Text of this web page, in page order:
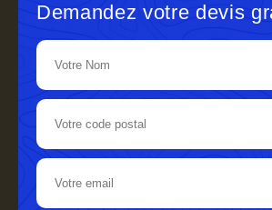
Demandez votre devis